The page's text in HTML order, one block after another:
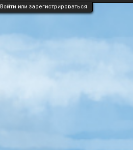
Войти или зарегистрироваться